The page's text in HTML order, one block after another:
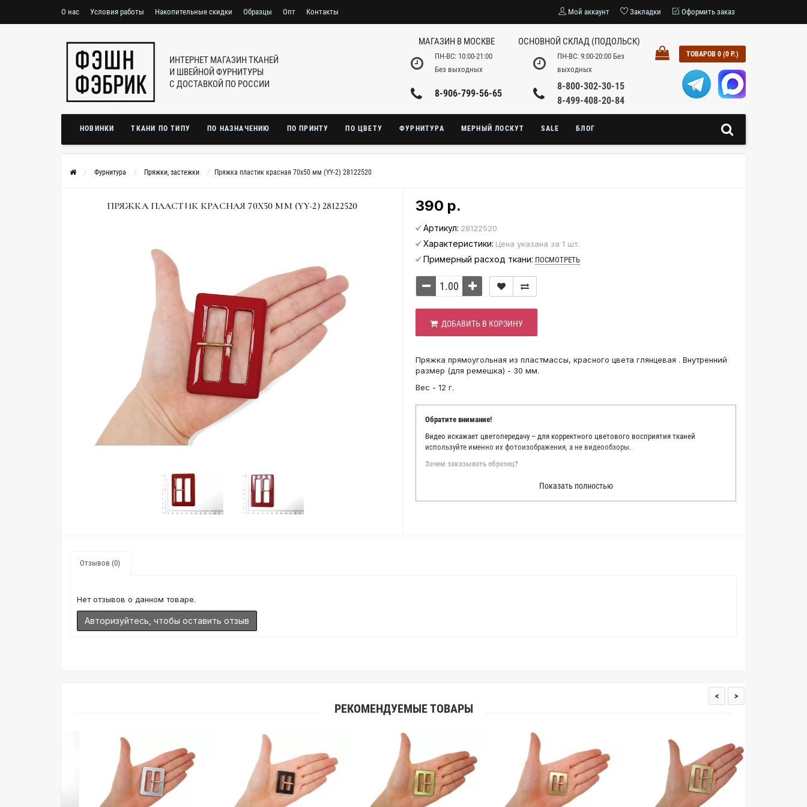
О нас Условия работы Накопительные скидки Образцы Опт Контакты Мой аккаунт Закладки Оформить заказ
ИНТЕРНЕТ МАГАЗИН ТКАНЕЙ
И ШВЕЙНОЙ ФУРНИТУРЫ
С ДОСТАВКОЙ ПО РОССИИ
МАГАЗИН В МОСКВЕ
ПН-ВС: 10:00-21:00
Без выходных
8-906-799-56-65
ОСНОВНОЙ СКЛАД (ПОДОЛЬСК)
ПН-ВС: 9:00-20:00 Без
выходных
8-800-302-30-15
8-499-408-20-84
ТОВАРОВ 0 (0 Р.)
НОВИНКИ ТКАНИ ПО ТИПУ ПО НАЗНАЧЕНИЮ ПО ПРИНТУ ПО ЦВЕТУ ФУРНИТУРА МЕРНЫЙ ЛОСКУТ SALE БЛОГ
Фурнитура Пряжки, застежки Пряжка пластик красная 70х50 мм (YY-2) 28122520
ПРЯЖКА ПЛАСТИК КРАСНАЯ 70Х50 ММ (YY-2) 28122520 390 р.
Артикул: 28122520
Характеристики: Цена указана за 1 шт.
Примерный расход ткани: ПОСМОТРЕТЬ
ДОБАВИТЬ В КОРЗИНУ
Пряжка прямоугольная из пластмассы, красного цвета глянцевая . Внутренний
размер (для ремешка) - 30 мм.
Вес - 12 г.
Обратите внимание!
Видео искажает цветопередачу – для корректного цветового восприятия тканей
используйте именно их фотоизображения, а не видеообзоры.
Зачем заказывать образец?
Мы делаем все возможное, чтобы точно описать цвет каждой ткани из нашего каталога.
Мы осматриваем и фотографируем каждую ткань в естественном свете, стараемся
находить только правильные цветовые условия и описания. Но несмотря на наши
Показать полностью
Отзывов (0)
Нет отзывов о данном товаре.
Авторизуйтесь, чтобы оставить отзыв
РЕКОМЕНДУЕМЫЕ ТОВАРЫ
< >